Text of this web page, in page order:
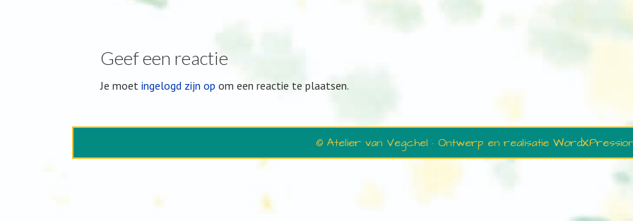
Geef een reactie
Je moet ingelogd zijn op om een reactie te plaatsen.
© Atelier van Vegchel · Ontwerp en realisatie WordXPression